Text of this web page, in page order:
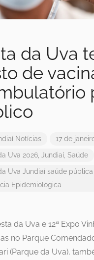
da Uva
de
Notícias 17 de
Uva 2026, Jundiaí, Saúde
Uva Jundiaí saúde pública
Epidemiológica
da Uva e 12ª Expo
no Parque
(Parque da Uva),